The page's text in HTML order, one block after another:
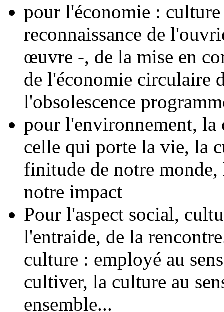
pour l'économie :
reconnaissance de
œuvre -, de la mise en
de l'économie circulaire
l'obsolescence
pour l'environnement, la
celle qui porte la vie, la
finitude de notre
notre impact
Pour l'aspect social,
l'entraide, de la
culture : employé au
cultiver, la culture au
ensemble...